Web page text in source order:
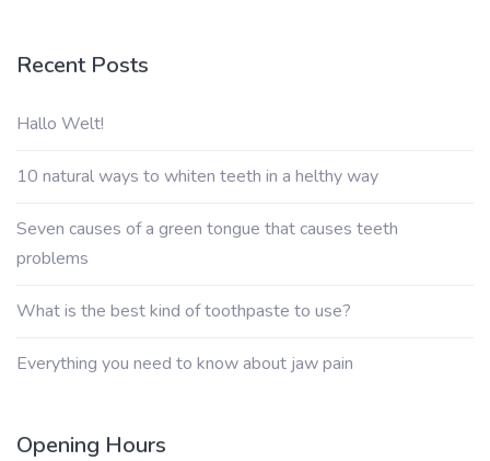
Recent Posts
Hallo Welt!
10 natural ways to whiten teeth in a helthy way
Seven causes of a green tongue that causes teeth
problems
What is the best kind of toothpaste to use?
Everything you need to know about jaw pain
Opening Hours